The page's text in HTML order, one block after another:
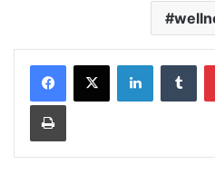
LinkedIn
Print